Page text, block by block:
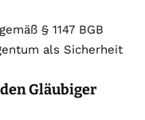
§ 1147 BGB
als Sicherheit
Gläubiger